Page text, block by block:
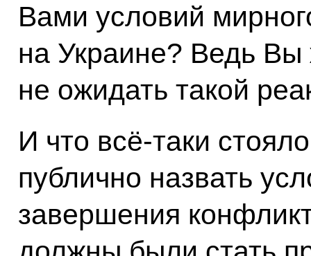
Вами условий
на Украине? Ведь
не ожидать такой
И что всё-таки
публично назвать
завершения